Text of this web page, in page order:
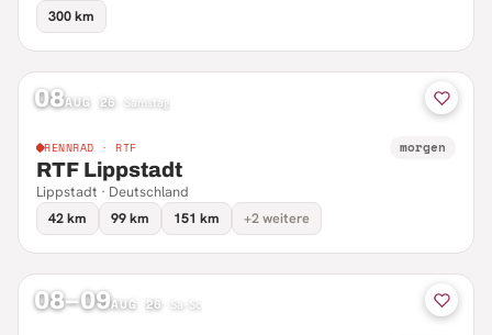
300 km
08AUG 26 Samstag
RENNRAD · RTF morgen
RTF Lippstadt
Lippstadt · Deutschland
42 km
99 km 151 km +2 weitere
08–09AUG 26 Sa–So